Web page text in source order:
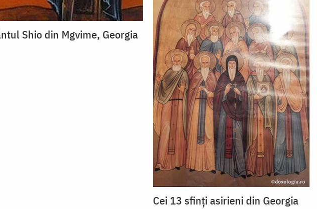
Shio din Mgvime, Georgia
Cei 13 sfinți asirieni din Georgia